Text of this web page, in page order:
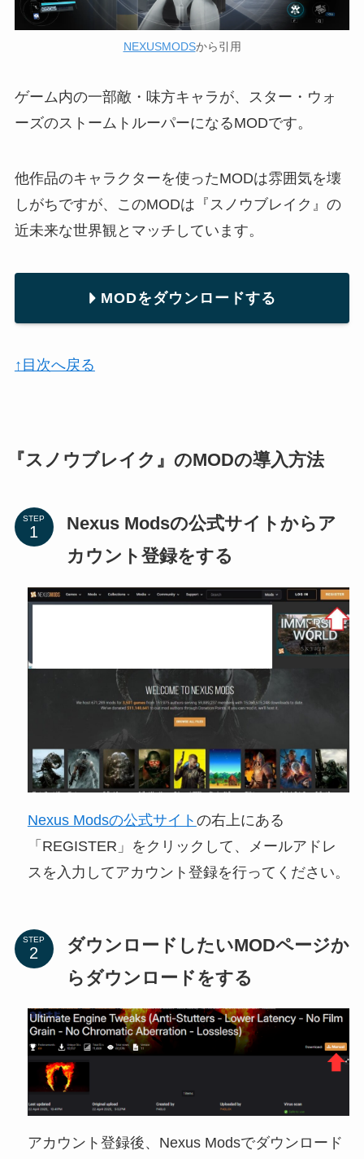
NEXUSMODSから引用
ゲーム内の一部敵・味方キャラが、スター・ウォ
ーズのストームトルーパーになるMODです。
他作品のキャラクターを使ったMODは雰囲気を壊
しがちですが、このMODは『スノウブレイク』の
近未来な世界観とマッチしています。
MODをダウンロードする
↑目次へ戻る
『スノウブレイク』のMODの導入方法
STEP
Nexus Modsの公式サイトからア
カウント登録をする
Nexus Modsの公式サイト の右上にある
「REGISTER」をクリックして、メールアドレ
スを入力してアカウント登録を行ってください。
STEP
ダウンロードしたいMODページか
らダウンロードをする
アカウント登録後、Nexus Modsでダウンロード